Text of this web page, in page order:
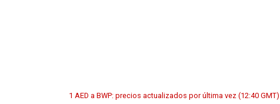
1 AED a BWP: precios actualizados por última vez (12:40 GMT)